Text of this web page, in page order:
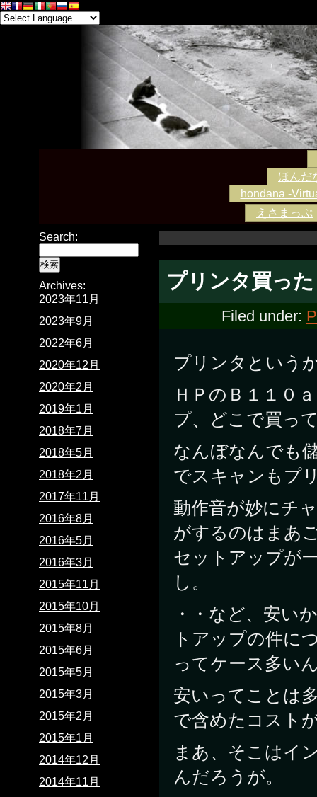
ほんだ
hondana -
えさまっぷ
プリンタ買った
Filed under:
プリンタという
ＨＰのＢ１１０
プ、どこで買っ
なんぼなんでも
でスキャンもプ
動作音が妙にチ
がするのはまあ
セットアップが
し。
・・など、安い
トアップの件に
ってケース多い
安いってことは
で含めたコスト
まあ、そこはイ
んだろうが。
Search:
Archives:
2023年11月
2023年9月
2022年6月
2020年12月
2020年2月
2019年1月
2018年7月
2018年5月
2018年2月
2017年11月
2016年8月
2016年5月
2016年3月
2015年11月
2015年10月
2015年8月
2015年6月
2015年5月
2015年3月
2015年2月
2015年1月
2014年12月
2014年11月